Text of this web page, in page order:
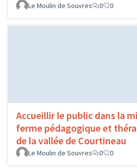
Le Moulin de Souvres 0 0
Accueillir le public dans la
ferme pédagogique et
de la vallée de Courtineau
Le Moulin de Souvres 0 0